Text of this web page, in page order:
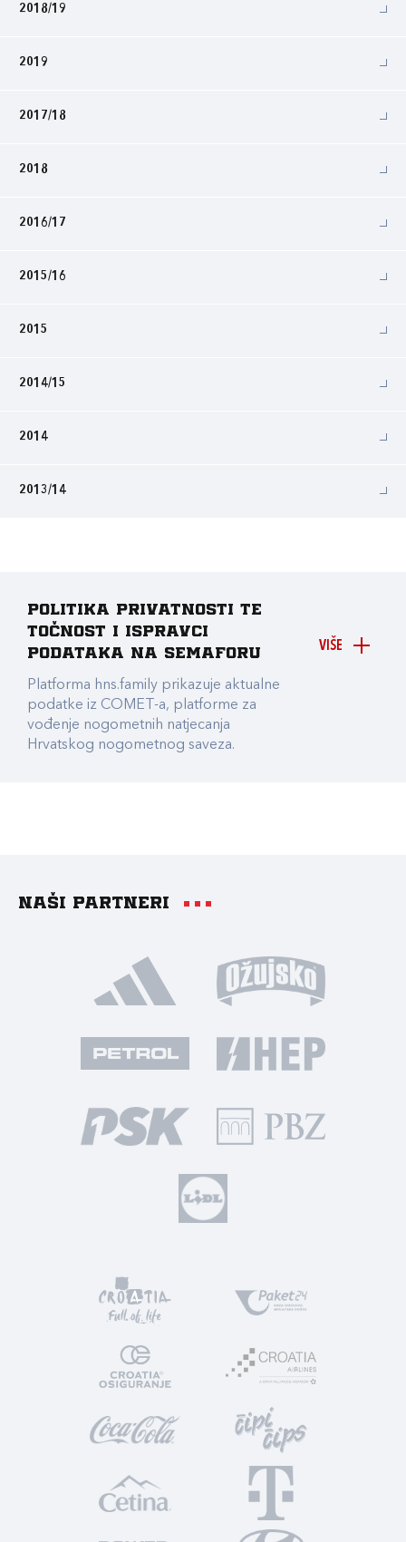
2018/19
2019
2017/18
2018
2016/17
2015/16
2015
2014/15
2014
2013/14
VIŠE
Politika privatnosti te
točnost i ispravci
podataka na Semaforu
Platforma hns.family prikazuje aktualne
podatke iz COMET-a, platforme za
vođenje nogometnih natjecanja
Hrvatskog nogometnog saveza.
Naši partneri